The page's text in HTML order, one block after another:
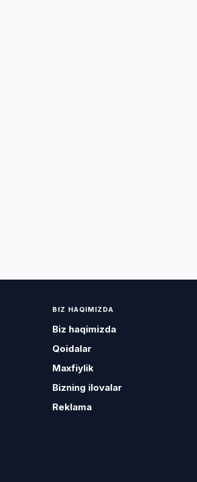
BIZ HAQIMIZDA
Biz haqimizda
Qoidalar
Maxfiylik
Bizning ilovalar
Reklama